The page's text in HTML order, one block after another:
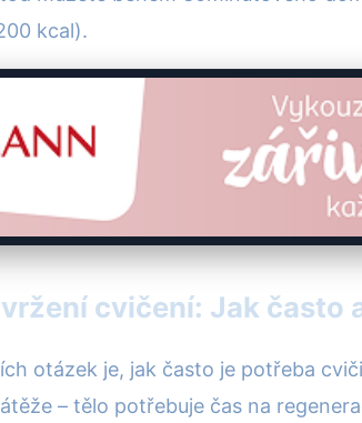
kcal).
cvičení: Jak často
otázek je, jak často je potřeba
– tělo potřebuje čas na